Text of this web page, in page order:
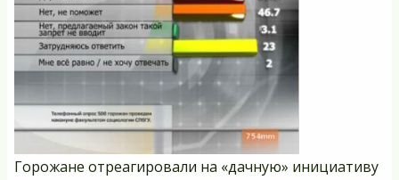
Горожане отреагировали на «дачную» инициативу